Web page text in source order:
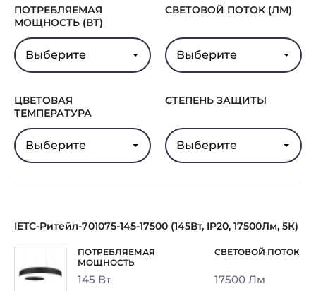
ПОТРЕБЛЯЕМАЯ
МОЩНОСТЬ (ВТ)
Выберите
СВЕТОВОЙ ПОТОК (ЛМ)
Выберите
ЦВЕТОВАЯ
ТЕМПЕРАТУРА
Выберите
СТЕПЕНЬ ЗАЩИТЫ
Выберите
IETC-Ритейл-701075-145-17500 (145Вт, IP20, 17500Лм, 5К)
145 Вт 17500 Лм